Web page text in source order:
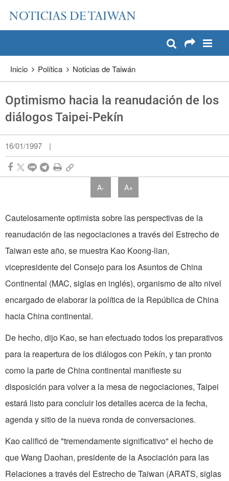
Pase a contenido principal
Inicio Política Noticias de Taiwán
Optimismo hacia la reanudación de los
diálogos Taipei-Pekín
16/01/1997 |
A- A+
Cautelosamente optimista sobre las perspectivas de la
reanudación de las negociaciones a través del Estrecho de
Taiwan este año, se muestra Kao Koong-lian,
vicepresidente del Consejo para los Asuntos de China
Continental (MAC, siglas en inglés), organismo de alto nivel
encargado de elaborar la política de la República de China
hacia China continental.
De hecho, dijo Kao, se han efectuado todos los preparativos
para la reapertura de los diálogos con Pekín, y tan pronto
como la parte de China continental manifieste su
disposición para volver a la mesa de negociaciones, Taipei
estará listo para concluir los detalles acerca de la fecha,
agenda y sitio de la nueva ronda de conversaciones.
Kao calificó de "tremendamente significativo" el hecho de
que Wang Daohan, presidente de la Asociación para las
Relaciones a través del Estrecho de Taiwan (ARATS, siglas